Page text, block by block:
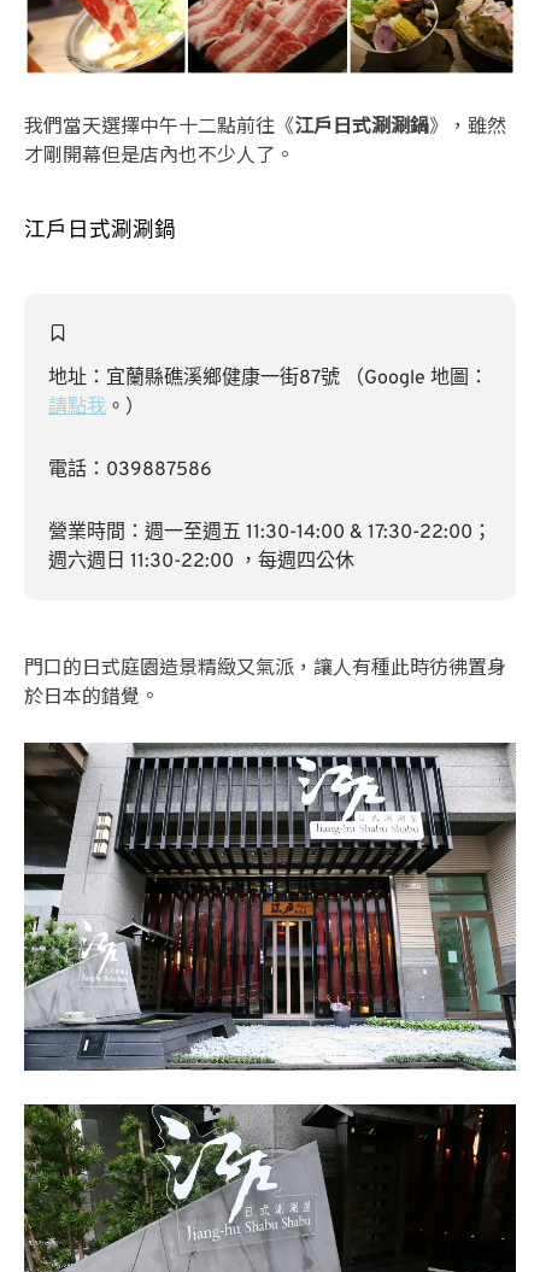
我們當天選擇中午十二點前往《江戶日式涮涮鍋》，雖然
才剛開幕但是店內也不少人了。
江戶日式涮涮鍋
地址：宜蘭縣礁溪鄉健康一街87號 （Google 地圖：
請點我 。）
電話：039887586
營業時間：週一至週五 11:30-14:00 & 17:30-22:00；
週六週日 11:30-22:00 ，每週四公休
門口的日式庭園造景精緻又氣派，讓人有種此時彷彿置身
於日本的錯覺。